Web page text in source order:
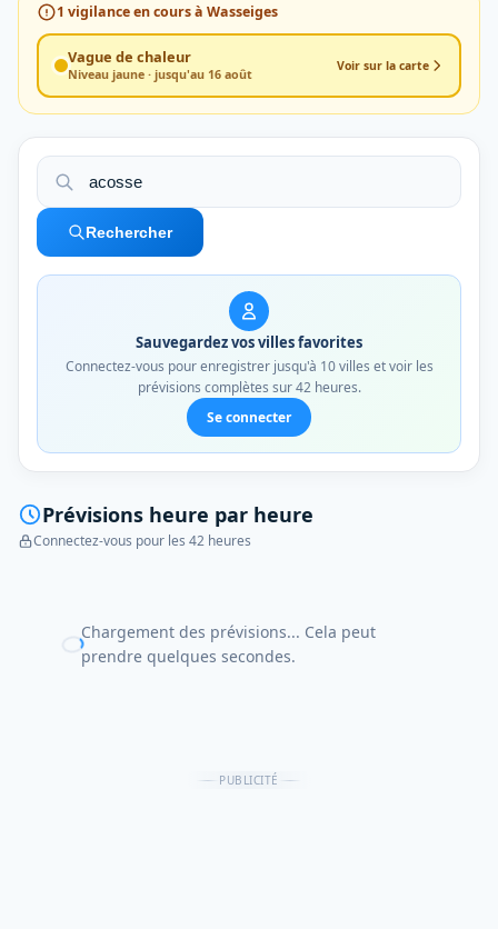
1 vigilance en cours à Wasseiges
Vague de chaleur
Niveau jaune · jusqu'au 16 août
Voir sur la carte
Rechercher
Sauvegardez vos villes favorites
Connectez-vous pour enregistrer jusqu'à 10 villes et voir les
prévisions complètes sur 42 heures.
Se connecter
Prévisions heure par heure
Connectez-vous pour les 42 heures
Chargement des prévisions... Cela peut
prendre quelques secondes.
PUBLICITÉ